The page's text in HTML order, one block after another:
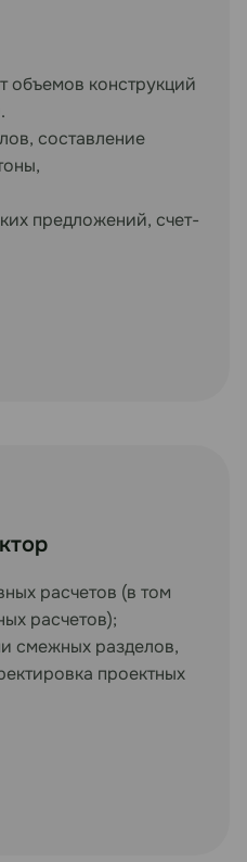
объемов конструкций
составление
предложений, счет-
расчетов (в том
расчетов);
смежных разделов,
проектных